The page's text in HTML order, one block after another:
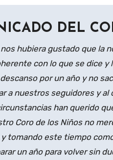
DEL
hubiera gustado que la
con lo que se dice
por un año y no
a nuestros seguidores y al
han querido
Coro de los Niños no
tomando este tiempo
un año para volver sin